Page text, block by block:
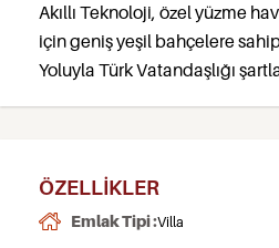
Akıllı Teknoloji, özel yüzme
için geniş yeşil bahçelere
Yoluyla Türk Vatandaşlığı
ÖZELLIKLER
Emlak Tipi :Villa